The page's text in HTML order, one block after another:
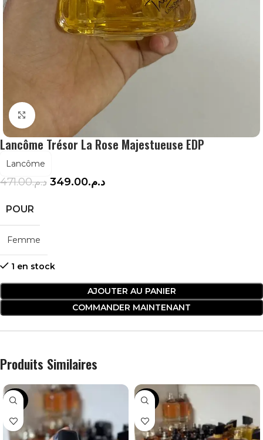
Agrandir
Lancôme Trésor La Rose Majestueuse EDP
Lancôme
د.م.471.00 د.م.349.00
POUR
Femme
1 en stock
AJOUTER AU PANIER
COMMANDER MAINTENANT
Produits Similaires
-30% -28%